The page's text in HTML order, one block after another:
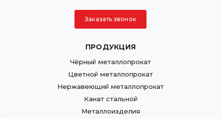
Заказать звонок
ПРОДУКЦИЯ
Чёрный металлопрокат
Цветной металлопрокат
Нержавеющий металлопрокат
Канат стальной
Металлоизделия